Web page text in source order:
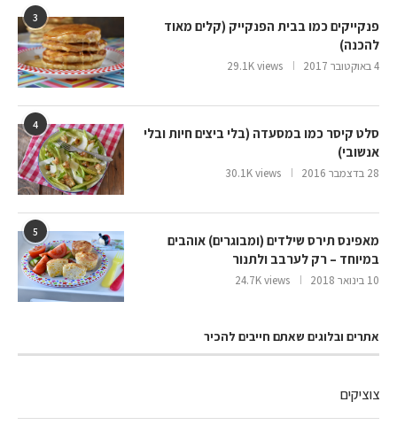
3
פנקייקים כמו בבית הפנקייק (קלים מאוד
להכנה)
4 באוקטובר 2017 29.1K views
4
סלט קיסר כמו במסעדה (בלי ביצים חיות ובלי
אנשובי)
28 בדצמבר 2016 30.1K views
5
מאפינס תירס שילדים (ומבוגרים) אוהבים
במיוחד – רק לערבב ולתנור
10 בינואר 2018 24.7K views
אתרים ובלוגים שאתם חייבים להכיר
צוציקים